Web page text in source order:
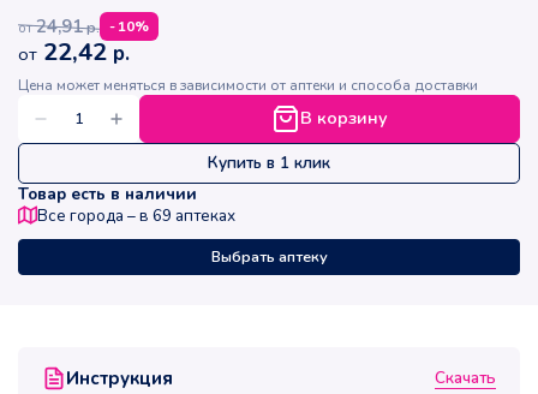
Инструкция Скачать
от 24,91р. -10%
от 22,42 р.
Цена может меняться в зависимости от аптеки и способа доставки
В корзину
Купить в 1 клик
Товар есть в наличии
Все города – в 69 аптеках
Выбрать аптеку